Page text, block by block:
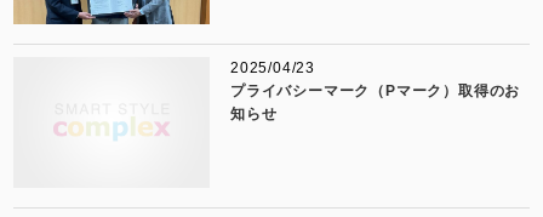
2025/04/23
プライバシーマーク（Pマーク）取得のお
知らせ